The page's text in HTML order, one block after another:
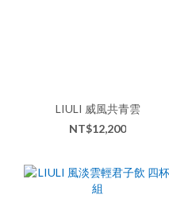
LIULI 威風共青雲
NT$12,200